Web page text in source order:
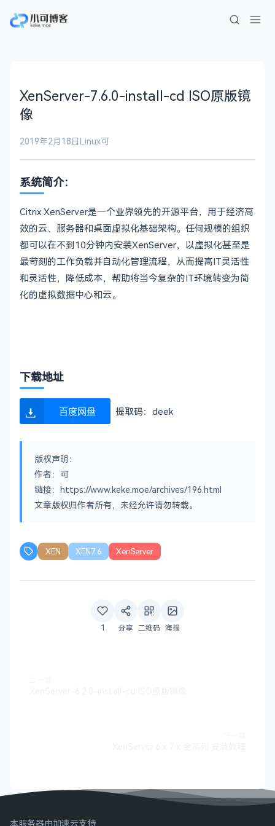
XenServer-7.6.0-install-cd ISO原版镜
像
2019年2月18日Linux可
系统简介：
Citrix XenServer是一个业界领先的开源平台，用于经济高
效的云、服务器和桌面虚拟化基础架构。任何规模的组织
都可以在不到10分钟内安装XenServer，以虚拟化甚至是
最苛刻的工作负载并自动化管理流程，从而提高IT灵活性
和灵活性，降低成本，帮助将当今复杂的IT环境转变为简
化的虚拟数据中心和云。
下载地址
百度网盘 提取码：deek
版权声明：
作者：可
链接：https://www.keke.moe/archives/196.html
文章版权归作者所有，未经允许请勿转载。
XEN XEN7.6 XenServer
1 分享 二维码 海报
本服务器由加速云支持